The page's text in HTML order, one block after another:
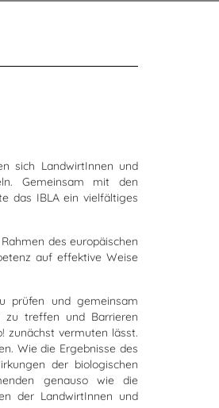
sich LandwirtInnen und
Gemeinsam mit den
das IBLA ein vielfältiges
des europäischen
auf effektive Weise
prüfen und gemeinsam
zu treffen und Barrieren
zunächst vermuten lässt.
Wie die Ergebnisse des
der biologischen
genauso wie die
der LandwirtInnen und